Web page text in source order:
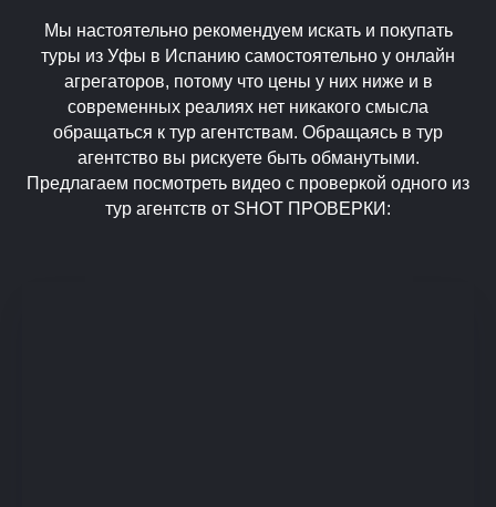
Мы настоятельно рекомендуем искать и покупать
туры из Уфы в Испанию самостоятельно у онлайн
агрегаторов, потому что цены у них ниже и в
современных реалиях нет никакого смысла
обращаться к тур агентствам. Обращаясь в тур
агентство вы рискуете быть обманутыми.
Предлагаем посмотреть видео с проверкой одного из
тур агентств от SHOT ПРОВЕРКИ: